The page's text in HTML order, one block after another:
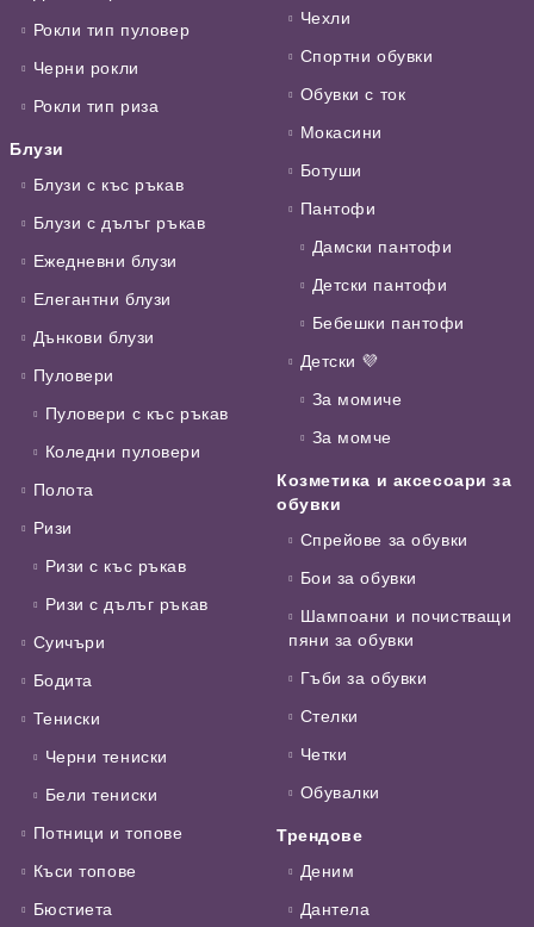
Рокли тип пуловер
Черни рокли
Рокли тип риза
Блузи
Блузи с къс ръкав
Блузи с дълъг ръкав
Ежедневни блузи
Елегантни блузи
Дънкови блузи
Пуловери
Пуловери с къс ръкав
Коледни пуловери
Полота
Ризи
Ризи с къс ръкав
Ризи с дълъг ръкав
Суичъри
Бодита
Тениски
Черни тениски
Бели тениски
Потници и топове
Къси топове
Бюстиета
Чехли
Спортни обувки
Обувки с ток
Мокасини
Ботуши
Пантофи
Дамски пантофи
Детски пантофи
Бебешки пантофи
Детски 💜
За момиче
За момче
Козметика и аксесоари за
обувки
Спрейове за обувки
Бои за обувки
Шампоани и почистващи
пяни за обувки
Гъби за обувки
Стелки
Четки
Обувалки
Трендове
Деним
Дантела